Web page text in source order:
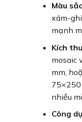
Màu
xám-
mạnh
Kích
mosaic
mm,
75×250
nhiều
Công